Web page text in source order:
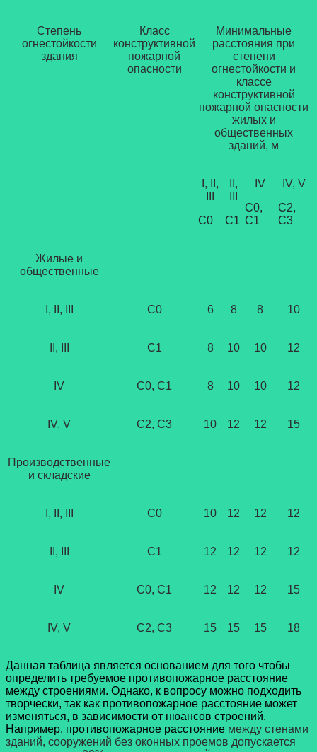
Степень
огнестойкости
здания
Класс
конструктивной
пожарной
опасности
Минимальные
расстояния при
степени
огнестойкости и
классе
конструктивной
пожарной опасности
жилых и
общественных
зданий, м
I, II,
С0
II,
С1
IV
С0,
С1
IV, V
С2,
С3
Жилые и
общественные
I, II, III С0 6 8 8 10
II, III С1 8 10 10 12
IV С0, С1 8 10 10 12
IV, V С2, С3 10 12 12 15
Производственные
и складские
I, II, III С0 10 12 12 12
II, III С1 12 12 12 12
IV С0, С1 12 12 12 15
IV, V С2, С3 15 15 15 18
Данная таблица является основанием для того чтобы
определить требуемое противопожарное расстояние
между строениями. Однако, к вопросу можно подходить
творчески, так как противопожарное расстояние может
изменяться, в зависимости от нюансов строений.
Например, противопожарное расстояние между стенами
зданий, сооружений без оконных проемов допускается